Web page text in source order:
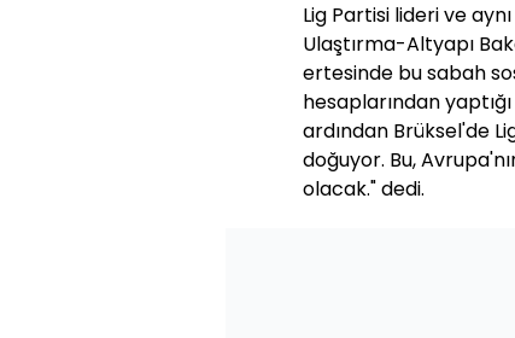
Lig Partisi lideri ve
Ulaştırma-Altyapı
ertesinde bu sabah
hesaplarından
ardından Brüksel'de
doğuyor. Bu,
olacak." dedi.